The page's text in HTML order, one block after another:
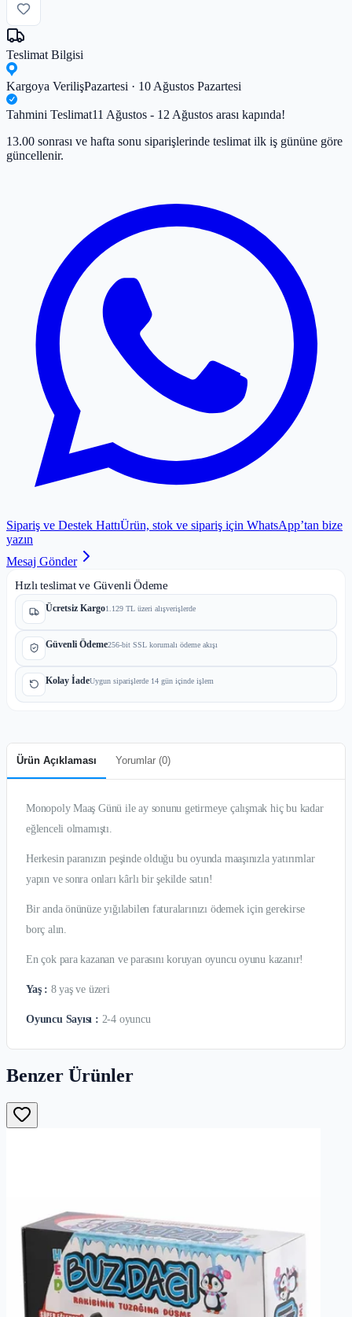
Teslimat Bilgisi
Kargoya VerilişPazartesi · 10 Ağustos Pazartesi
Tahmini Teslimat11 Ağustos - 12 Ağustos arası kapında!
13.00 sonrası ve hafta sonu siparişlerinde teslimat ilk iş gününe göre
güncellenir.
Sipariş ve Destek HattıÜrün, stok ve sipariş için WhatsApp’tan bize
yazın
Mesaj Gönder
Hızlı teslimat ve Güvenli Ödeme
Ücretsiz Kargo1.129 TL üzeri alışverişlerde
Güvenli Ödeme256-bit SSL korumalı ödeme akışı
Kolay İadeUygun siparişlerde 14 gün içinde işlem
Ürün Açıklaması Yorumlar (0)
Monopoly Maaş Günü ile ay sonunu getirmeye çalışmak hiç bu kadar
eğlenceli olmamıştı.
Herkesin paranızın peşinde olduğu bu oyunda maaşınızla yatırımlar
yapın ve sonra onları kârlı bir şekilde satın!
Bir anda önünüze yığılabilen faturalarınızı ödemek için gerekirse
borç alın.
En çok para kazanan ve parasını koruyan oyuncu oyunu kazanır!
Yaş : 8 yaş ve üzeri
Oyuncu Sayısı : 2-4 oyuncu
Benzer Ürünler